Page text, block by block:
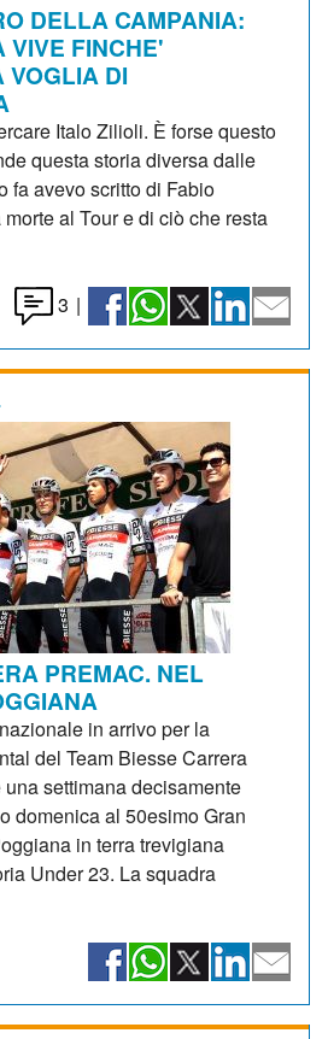
DELLA CAMPANIA:
VIVE FINCHE'
VOGLIA DI
Italo Zilioli. È forse questo
questa storia diversa dalle
fa avevo scritto di Fabio
al Tour e di ciò che resta
3 |
PREMAC. NEL
in arrivo per la
del Team Biesse Carrera
settimana decisamente
domenica al 50esimo Gran
in terra trevigiana
Under 23. La squadra